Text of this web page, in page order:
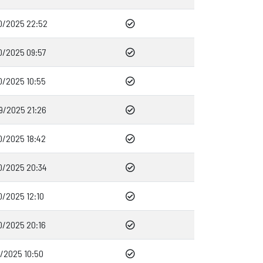
2025 22:52
2025 09:57
2025 10:55
2025 21:26
2025 18:42
2025 20:34
2025 12:10
2025 20:16
2025 10:50